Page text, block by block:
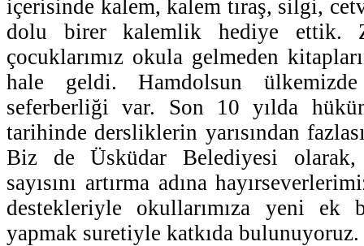
içerisinde kalem, kalem tıraş, silgi,
dolu birer kalemlik hediye ettik.
çocuklarımız okula gelmeden
hale geldi. Hamdolsun
seferberliği var. Son 10 yılda
tarihinde dersliklerin yarısından
Biz de Üsküdar Belediyesi olarak,
sayısını artırma adına
destekleriyle okullarımıza yeni ek
yapmak suretiyle katkıda bulunuyoruz.